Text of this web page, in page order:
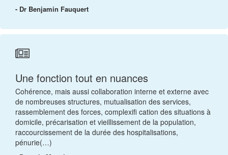
- Dr Benjamin Fauquert
Une fonction tout en nuances
Cohérence, mais aussi collaboration interne et externe avec
de nombreuses structures, mutualisation des services,
rassemblement des forces, complexifi cation des situations à
domicile, précarisation et vieillissement de la population,
raccourcissement de la durée des hospitalisations,
pénurie(…)